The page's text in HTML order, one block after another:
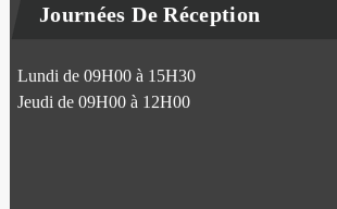
Journées De Réception
Lundi de 09H00 à 15H30
Jeudi de 09H00 à 12H00